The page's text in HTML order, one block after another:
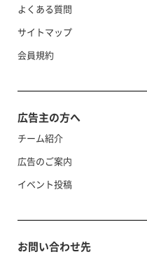
よくある質問
サイトマップ
会員規約
広告主の方へ
チーム紹介
広告のご案内
イベント投稿
お問い合わせ先